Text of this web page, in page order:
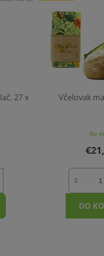
27 x
Včelovak
Na
DO